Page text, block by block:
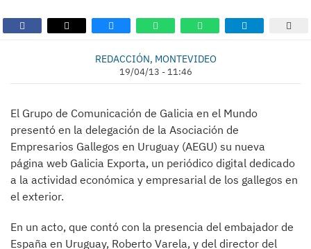
REDACCIÓN, MONTEVIDEO
19/04/13 - 11:46
El Grupo de Comunicación de Galicia en el Mundo
presentó en la delegación de la Asociación de
Empresarios Gallegos en Uruguay (AEGU) su nueva
página web Galicia Exporta, un periódico digital dedicado
a la actividad económica y empresarial de los gallegos en
el exterior.
En un acto, que contó con la presencia del embajador de
España en Uruguay, Roberto Varela, y del director del